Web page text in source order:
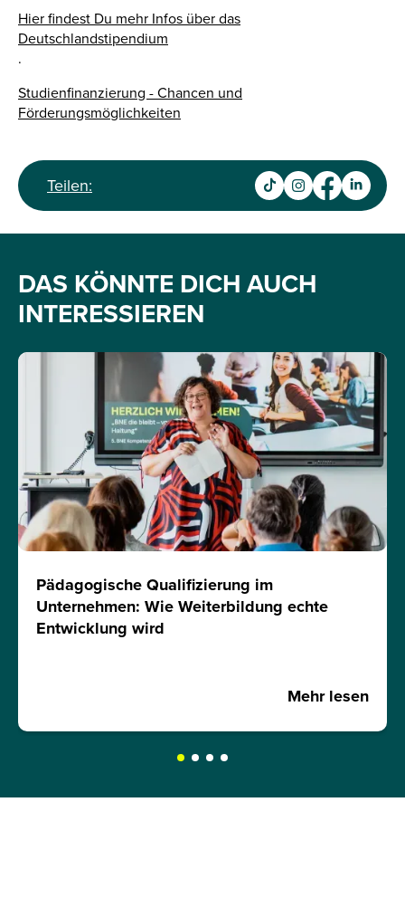
Hier findest Du mehr Infos über das
Deutschlandstipendium
.
Studienfinanzierung - Chancen und
Förderungsmöglichkeiten
Teilen:
DAS KÖNNTE DICH AUCH
INTERESSIEREN
Pädagogische Qualifizierung im
Unternehmen: Wie Weiterbildung echte
Entwicklung wird
Mehr lesen